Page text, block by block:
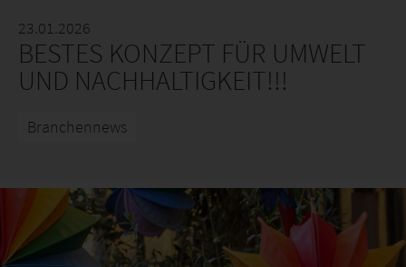
23.01.2026
BESTES KONZEPT FÜR UMWELT
UND NACHHALTIGKEIT!!!
Branchennews